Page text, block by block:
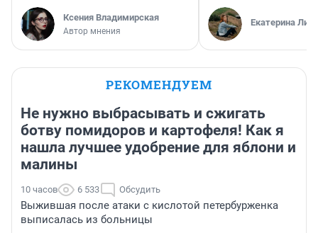
Ксения Владимирская
Автор мнения
Екатерина
РЕКОМЕНДУЕМ
Не нужно выбрасывать и сжигать
ботву помидоров и картофеля! Как я
нашла лучшее удобрение для яблони и
малины
10 часов 6 533 Обсудить
Выжившая после атаки с кислотой петербурженка
выписалась из больницы